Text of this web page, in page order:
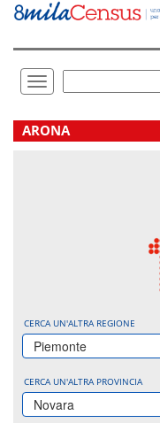
Vai
direttamente
Toggle
navigation
.
ARONA
CERCA UN'ALTRA REGIONE
Piemonte
CERCA UN'ALTRA PROVINCIA
Novara